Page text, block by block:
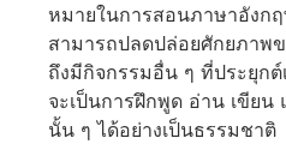
หมายในการสอนภาษาอังก
สามารถปลดปล่อยศักยภาพ
ถึงมีกิจกรรมอื่น ๆ ที่ประยุก
จะเป็นการฝึกพูด อ่าน เขียน
นั้น ๆ ได้อย่างเป็นธรรมชาติ